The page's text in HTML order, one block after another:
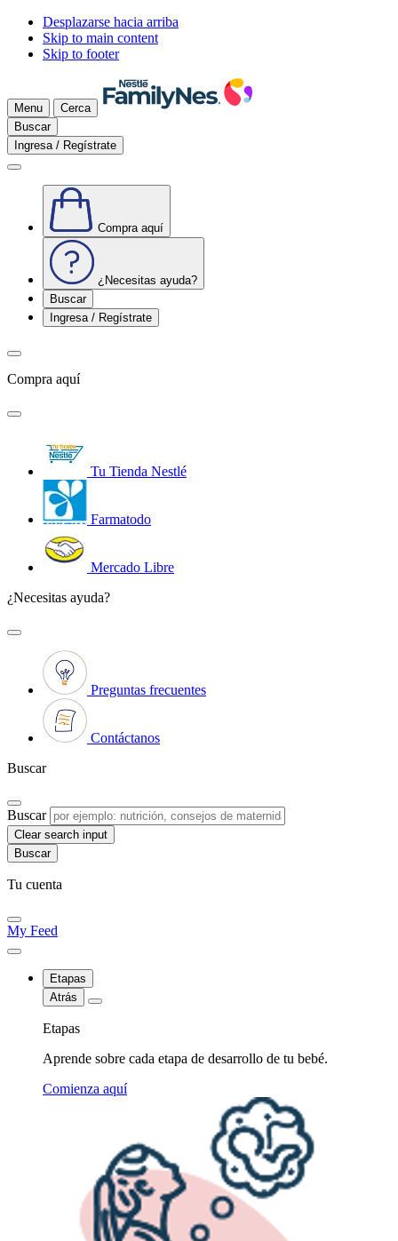
Desplazarse hacia arriba
Skip to main content
Skip to footer
Menu
Cerca
Buscar
Ingresa / Regístrate
Compra aquí
¿Necesitas ayuda?
Buscar
Ingresa / Regístrate
Compra aquí
Tu Tienda Nestlé
Farmatodo
Mercado Libre
¿Necesitas ayuda?
Preguntas frecuentes
Contáctanos
Buscar
Buscar
Clear search input
Tu cuenta
My Feed
Etapas
Atrás
Etapas
Aprende sobre cada etapa de desarrollo de tu bebé.
Comienza aquí